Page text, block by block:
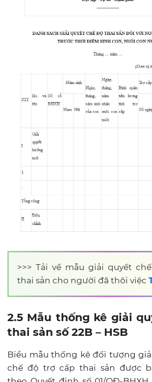
>>> Tải về mẫu giải quyết
thai sản cho người đã thôi việc
2.5 Mẫu thống kê giải
thai sản số 22B – HSB
Biểu mẫu thống kê đối tượng
chế độ trợ cấp thai sản được